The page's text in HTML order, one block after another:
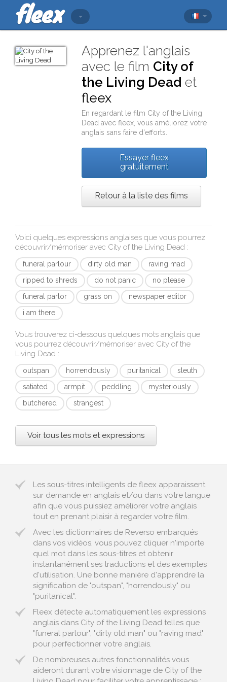
Apprenez l'anglais
avec le film City of
the Living Dead et
fleex
En regardant le film City of the Living
Dead avecfleex , vous améliorez votre
anglais sans faire d'efforts.
Essayer fleex
gratuitement
Retour à la liste des films
Voici quelques expressions anglaises que vous pourrez
découvrir/mémoriser avec City of the Living Dead :
funeral parlour dirty old man
raving mad
ripped to shreds
do not panic
no please
funeral parlor
grass on
newspaper editor
i am there
Vous trouverez ci-dessous quelques mots anglais que
vous pourrez découvrir/mémoriser avec City of the
Living Dead :
outspan horrendously puritanical
sleuth
satiated
armpit peddling
mysteriously
butchered
strangest
Voir tous les mots et expressions
Les sous-titres intelligents de fleex apparaissent
sur demande en anglais et/ou dans votre langue
afin que vous puissiez améliorer votre anglais
tout en prenant plaisir à regarder votre film.
Avec les dictionnaires de Reverso embarqués
dans vos vidéos, vous pouvez cliquer n'importe
quel mot dans les sous-titres et obtenir
instantanément ses traductions et des exemples
d'utilisation. Une bonne manière d'apprendre la
signification de "outspan", "horrendously" ou
"puritanical".
Fleex détecte automatiquement les expressions
anglais dans City of the Living Dead telles que
"funeral parlour", "dirty old man" ou "raving mad"
pour perfectionner votre anglais.
De nombreuses autres fonctionnalités vous
aideront durant votre visionnage de City of the